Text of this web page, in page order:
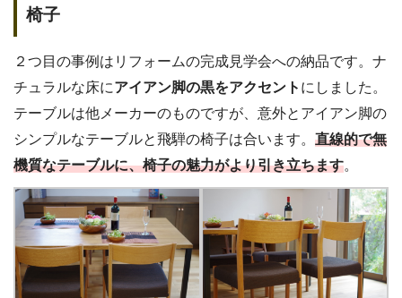
椅子
２つ目の事例はリフォームの完成見学会への納品です。ナ
チュラルな床にアイアン脚の黒をアクセント にしました。
テーブルは他メーカーのものですが、意外とアイアン脚の
シンプルなテーブルと飛騨の椅子は合います。 直線的で無
機質なテーブルに、椅子の魅力がより引き立ちます。